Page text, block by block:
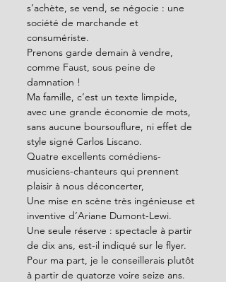
s’achète, se vend, se négocie : une
société de marchande et
consumériste.
Prenons garde demain à vendre,
comme Faust, sous peine de
damnation !
Ma famille, c’est un texte limpide,
avec une grande économie de mots,
sans aucune boursouflure, ni effet de
style signé Carlos Liscano.
Quatre excellents comédiens-
musiciens-chanteurs qui prennent
plaisir à nous déconcerter,
Une mise en scène très ingénieuse et
inventive d’Ariane Dumont-Lewi.
Une seule réserve : spectacle à partir
de dix ans, est-il indiqué sur le flyer.
Pour ma part, je le conseillerais plutôt
à partir de quatorze voire seize ans.